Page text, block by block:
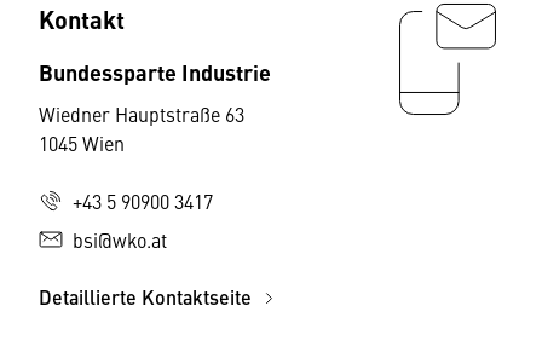
Kontakt
Bundessparte Industrie
Wiedner Hauptstraße 63
1045 Wien
+43 5 90900 3417
bsi@wko.at
Detaillierte Kontaktseite